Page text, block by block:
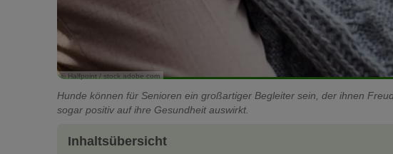
© Halfpoint / stock.adobe.com
Hunde können für Senioren ein großartiger Begleiter sein, der ihnen
sogar positiv auf ihre Gesundheit auswirkt.
Inhaltsübersicht